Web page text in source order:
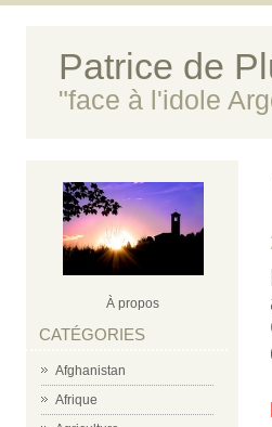
Patrice de
"face à l'idole
À propos
CATÉGORIES
Afghanistan
Afrique